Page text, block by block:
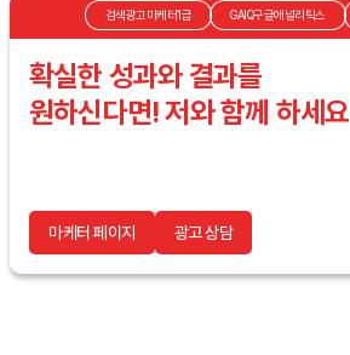
검색광고마케터1급 GAIQ구글애널리틱스
확실한 성과와 결과를
원하신다면! 저와 함께 하세요
마케터 페이지 광고 상담